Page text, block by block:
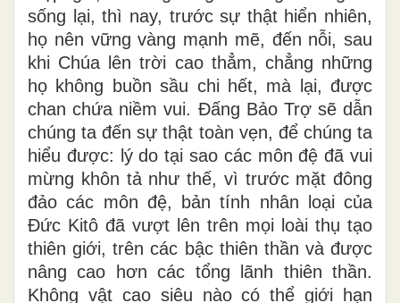
sống lại, thì nay, trước sự thật hiển nhiên,
họ nên vững vàng mạnh mẽ, đến nỗi, sau
khi Chúa lên trời cao thẳm, chẳng những
họ không buồn sầu chi hết, mà lại, được
chan chứa niềm vui. Đấng Bảo Trợ sẽ dẫn
chúng ta đến sự thật toàn vẹn, để chúng ta
hiểu được: lý do tại sao các môn đệ đã vui
mừng khôn tả như thế, vì trước mặt đông
đảo các môn đệ, bản tính nhân loại của
Đức Kitô đã vượt lên trên mọi loài thụ tạo
thiên giới, trên các bậc thiên thần và được
nâng cao hơn các tổng lãnh thiên thần.
Không vật cao siêu nào có thể giới hạn